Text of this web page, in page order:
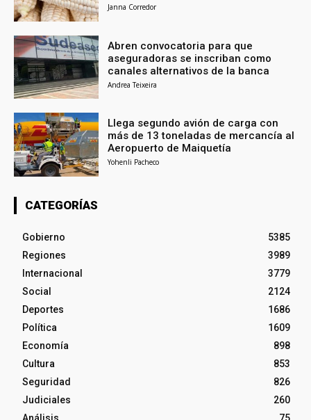
Janna Corredor
Abren convocatoria para que
aseguradoras se inscriban como
canales alternativos de la banca
Andrea Teixeira
Llega segundo avión de carga con
más de 13 toneladas de mercancía al
Aeropuerto de Maiquetía
Yohenli Pacheco
CATEGORÍAS
Gobierno
5385
Regiones
3989
Internacional
3779
Social
2124
Deportes
1686
Política
1609
Economía
898
Cultura
853
Seguridad
826
Judiciales
260